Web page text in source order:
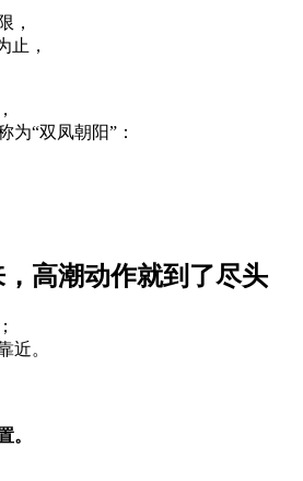
，
止，
为“双凤朝阳”：
高潮动作就到了尽头
近。
。